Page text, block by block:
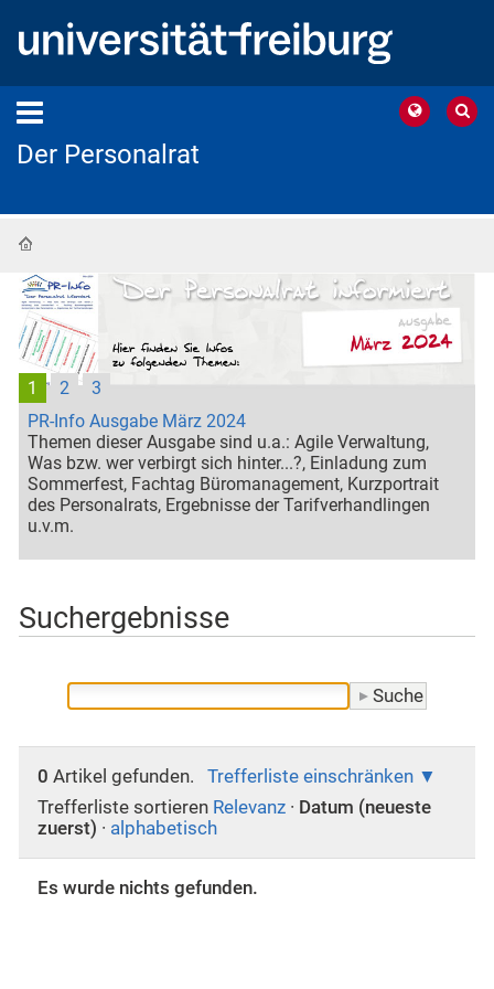
Der Personalrat
PR-Info Ausgabe März 2024
Themen dieser Ausgabe sind u.a.: Agile Verwaltung,
Was bzw. wer verbirgt sich hinter...?, Einladung zum
Sommerfest, Fachtag Büromanagement, Kurzportrait
des Personalrats, Ergebnisse der Tarifverhandlingen
u.v.m.
1 2 3
Suchergebnisse
0 Artikel gefunden.
Trefferliste einschränken
Trefferliste sortieren Relevanz · Datum (neueste
zuerst) · alphabetisch
Es wurde nichts gefunden.